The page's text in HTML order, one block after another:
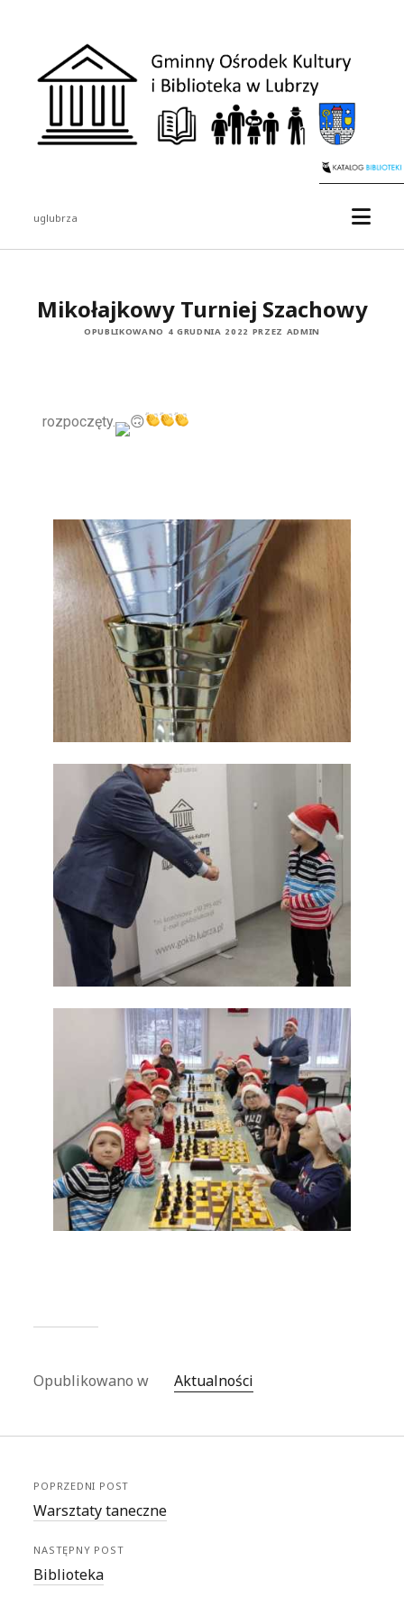
uglubrza
Mikołajkowy Turniej Szachowy
OPUBLIKOWANO 4 GRUDNIA 2022 PRZEZ ADMIN
rozpoczęty.
Opublikowano w Aktualności
POPRZEDNI POST
Warsztaty taneczne
NASTĘPNY POST
Biblioteka